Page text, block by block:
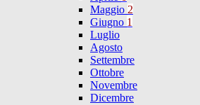
Maggio 2
Giugno 1
Luglio
Agosto
Settembre
Ottobre
Novembre
Dicembre